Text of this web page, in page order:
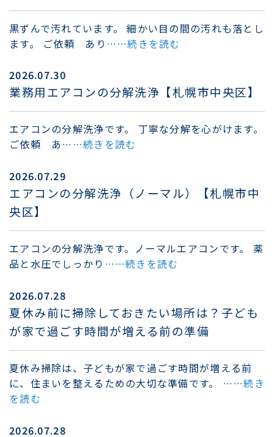
黒ずんで汚れています。 細かい目の間の汚れも落とし
ます。 ご依頼 あり ……続きを読む
2026.07.30
業務用エアコンの分解洗浄【札幌市中央区】
エアコンの分解洗浄です。 丁寧な分解を心がけます。
ご依頼 あ……続きを読む
2026.07.29
エアコンの分解洗浄（ノーマル）【札幌市中
央区】
エアコンの分解洗浄です。ノーマルエアコンです。 薬
品と水圧でしっかり ……続きを読む
2026.07.28
夏休み前に掃除しておきたい場所は？子ども
が家で過ごす時間が増える前の準備
夏休み掃除は、子どもが家で過ごす時間が増える前
に、住まいを整えるための大切な準備です。 ……続き
を読む
2026.07.28